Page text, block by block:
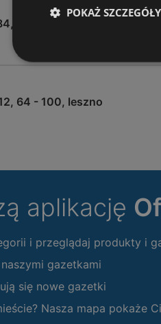
64 - 100, leszno
64 - 100, leszno
aplikację
i przeglądaj produkty i
gazetkami
się nowe gazetki
Nasza mapa pokaże
POKAŻ SZCZEGÓŁY